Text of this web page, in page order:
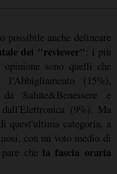
possibile anche delineare
dei "reviewer": i più
sono quelli che
l'Abbigliamento (15%),
Salute&Benessere e
(9%). Ma
quest'ultima categoria, a
con un voto medio di
che la fascia oraria